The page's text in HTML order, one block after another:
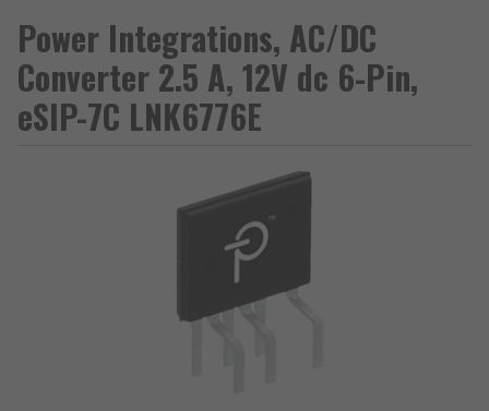
Power Integrations, AC/DC
Converter 2.5 A, 12V dc 6-Pin,
eSIP-7C LNK6776E